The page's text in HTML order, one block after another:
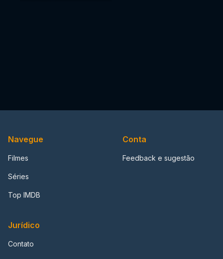
Navegue
Filmes
Séries
Top IMDB
Conta
Feedback e sugestão
Jurídico
Contato